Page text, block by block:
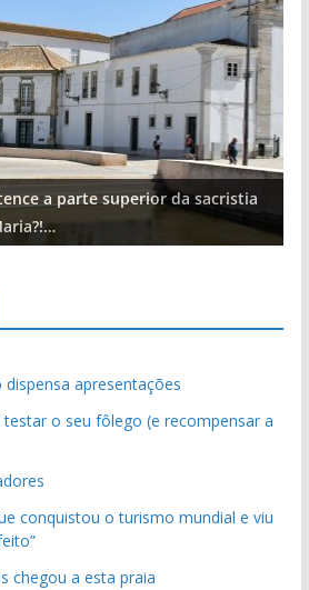
a parte superior da sacristia
apresentações
o seu fôlego (e recompensar a
conquistou o turismo mundial e viu
chegou a esta praia